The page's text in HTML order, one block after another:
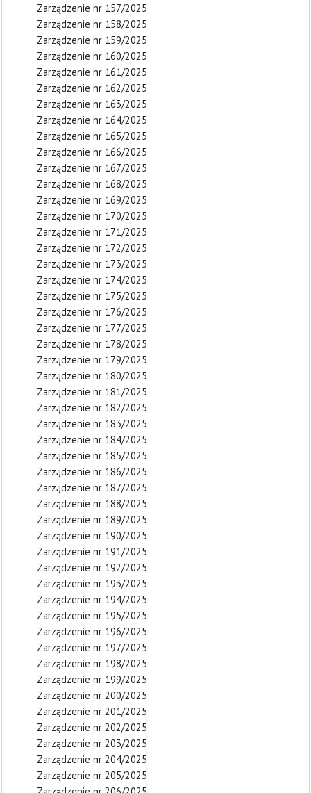
Zarządzenie nr 157/2025
Zarządzenie nr 158/2025
Zarządzenie nr 159/2025
Zarządzenie nr 160/2025
Zarządzenie nr 161/2025
Zarządzenie nr 162/2025
Zarządzenie nr 163/2025
Zarządzenie nr 164/2025
Zarządzenie nr 165/2025
Zarządzenie nr 166/2025
Zarządzenie nr 167/2025
Zarządzenie nr 168/2025
Zarządzenie nr 169/2025
Zarządzenie nr 170/2025
Zarządzenie nr 171/2025
Zarządzenie nr 172/2025
Zarządzenie nr 173/2025
Zarządzenie nr 174/2025
Zarządzenie nr 175/2025
Zarządzenie nr 176/2025
Zarządzenie nr 177/2025
Zarządzenie nr 178/2025
Zarządzenie nr 179/2025
Zarządzenie nr 180/2025
Zarządzenie nr 181/2025
Zarządzenie nr 182/2025
Zarządzenie nr 183/2025
Zarządzenie nr 184/2025
Zarządzenie nr 185/2025
Zarządzenie nr 186/2025
Zarządzenie nr 187/2025
Zarządzenie nr 188/2025
Zarządzenie nr 189/2025
Zarządzenie nr 190/2025
Zarządzenie nr 191/2025
Zarządzenie nr 192/2025
Zarządzenie nr 193/2025
Zarządzenie nr 194/2025
Zarządzenie nr 195/2025
Zarządzenie nr 196/2025
Zarządzenie nr 197/2025
Zarządzenie nr 198/2025
Zarządzenie nr 199/2025
Zarządzenie nr 200/2025
Zarządzenie nr 201/2025
Zarządzenie nr 202/2025
Zarządzenie nr 203/2025
Zarządzenie nr 204/2025
Zarządzenie nr 205/2025